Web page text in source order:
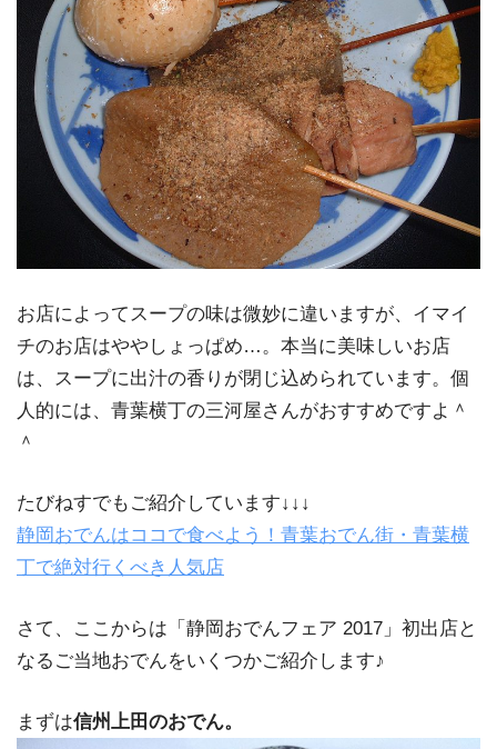
お店によってスープの味は微妙に違いますが、イマイ
チのお店はややしょっぱめ…。本当に美味しいお店
は、スープに出汁の香りが閉じ込められています。個
人的には、青葉横丁の三河屋さんがおすすめですよ＾
＾
たびねすでもご紹介しています↓↓↓
静岡おでんはココで食べよう！青葉おでん街・青葉横
丁で絶対行くべき人気店
さて、ここからは「静岡おでんフェア 2017」初出店と
なるご当地おでんをいくつかご紹介します♪
まずは信州上田のおでん。